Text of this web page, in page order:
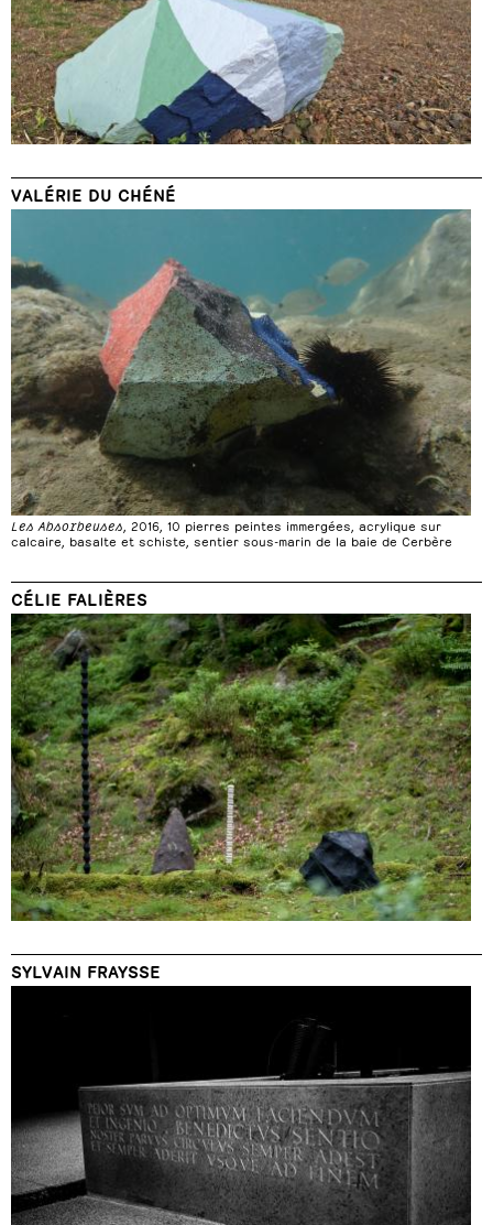
VALÉRIE DU CHÉNÉ
Les Absorbeuses, 2016, 10 pierres peintes immergées, acrylique sur
calcaire, basalte et schiste, sentier sous-marin de la baie de Cerbère
CÉLIE FALIÈRES
SYLVAIN FRAYSSE